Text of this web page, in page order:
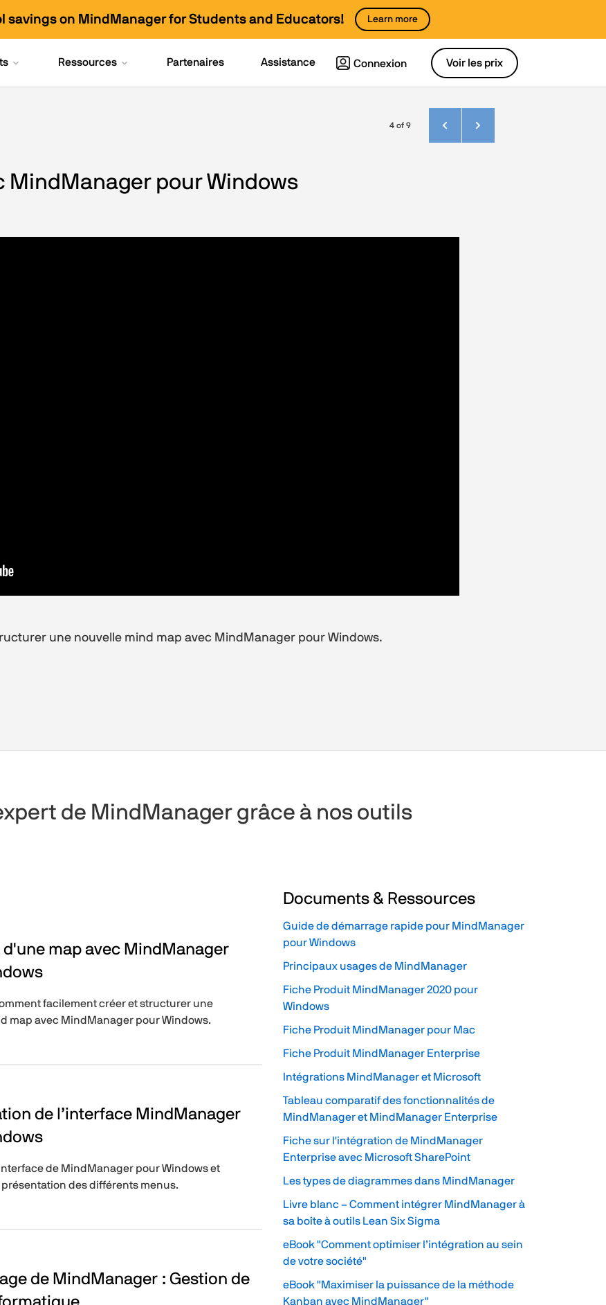
savings on MindManager for Students and Educators! Learn more
Ressources Partenaires Assistance Connexion Voir les prix
MindManager pour Windows
4 of 9
une nouvelle mind map avec MindManager pour Windows.
de MindManager grâce à nos outils
map avec MindManager
facilement créer et structurer une
map avec MindManager pour Windows.
de l’interface MindManager
de MindManager pour Windows et
des différents menus.
de MindManager : Gestion de
Documents & Ressources
Guide de démarrage rapide pour MindManager
pour Windows
Principaux usages de MindManager
Fiche Produit MindManager 2020 pour
Windows
Fiche Produit MindManager pour Mac
Fiche Produit MindManager Enterprise
Intégrations MindManager et Microsoft
Tableau comparatif des fonctionnalités de
MindManager et MindManager Enterprise
Fiche sur l'intégration de MindManager
Enterprise avec Microsoft SharePoint
Les types de diagrammes dans MindManager
Livre blanc – Comment intégrer MindManager à
sa boîte à outils Lean Six Sigma
eBook "Comment optimiser l’intégration au sein
de votre société"
eBook "Maximiser la puissance de la méthode
Kanban avec MindManager"